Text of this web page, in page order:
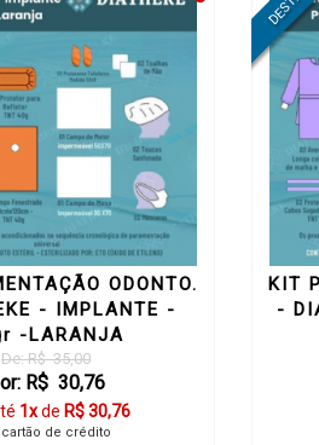
ODONTO.
- IMPLANTE -
-LARANJA
De: R$ 35,00
R$ 30,76
1xde R$ 30,76
de crédito
KIT
-